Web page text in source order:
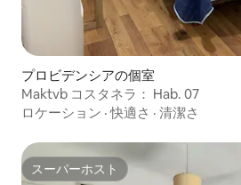
プロビデンシアの個室
Maktvb コスタネラ： Hab. 07
ロケーション ·快適さ · 清潔さ
スーパーホスト
スーパーホスト